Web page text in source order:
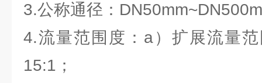
3.公称通径：
4.流量范围度：a）扩展流量
15:1；